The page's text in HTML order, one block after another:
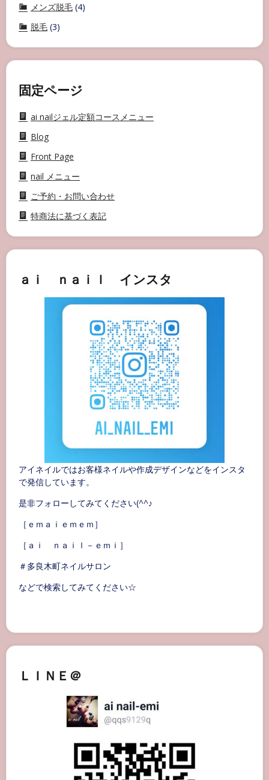
メンズ脱毛 (4)
脱毛 (3)
固定ページ
ai nailジェル定額コースメニュー
Blog
Front Page
nail メニュー
ご予約・お問い合わせ
特商法に基づく表記
ａｉ ｎａｉｌ インスタ
アイネイルではお客様ネイルや作成デザインなどをインスタ
で発信しています。
是非フォローしてみてください(^^♪
［ｅｍａｉｅｍｅｍ］
［ａｉ ｎａｉｌ－ｅｍｉ］
＃多良木町ネイルサロン
などで検索してみてください☆
ＬＩＮＥ＠